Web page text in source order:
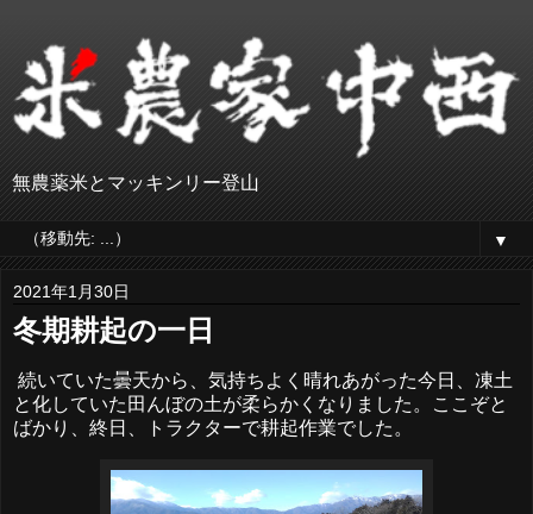
無農薬米とマッキンリー登山
▼
2021年1月30日
冬期耕起の一日
続いていた曇天から、気持ちよく晴れあがった今日、凍土
と化していた田んぼの土が柔らかくなりました。ここぞと
ばかり、終日、トラクターで耕起作業でした。